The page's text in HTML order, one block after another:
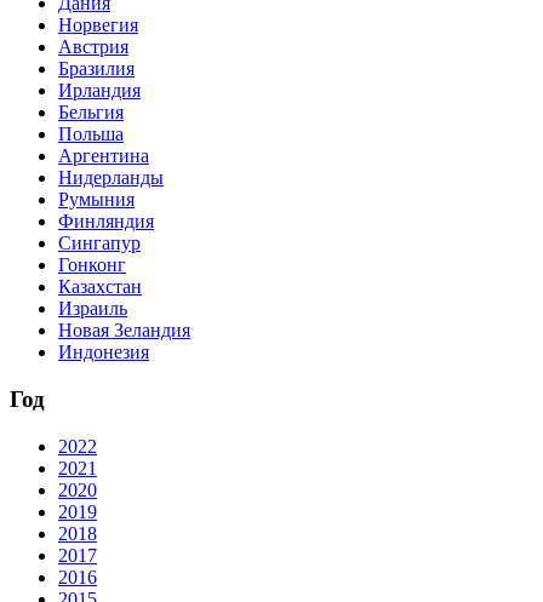
Норвегия
Австрия
Бразилия
Ирландия
Бельгия
Польша
Аргентина
Нидерланды
Румыния
Финляндия
Сингапур
Гонконг
Казахстан
Израиль
Новая Зеландия
Индонезия
Год
2022
2021
2020
2019
2018
2017
2016